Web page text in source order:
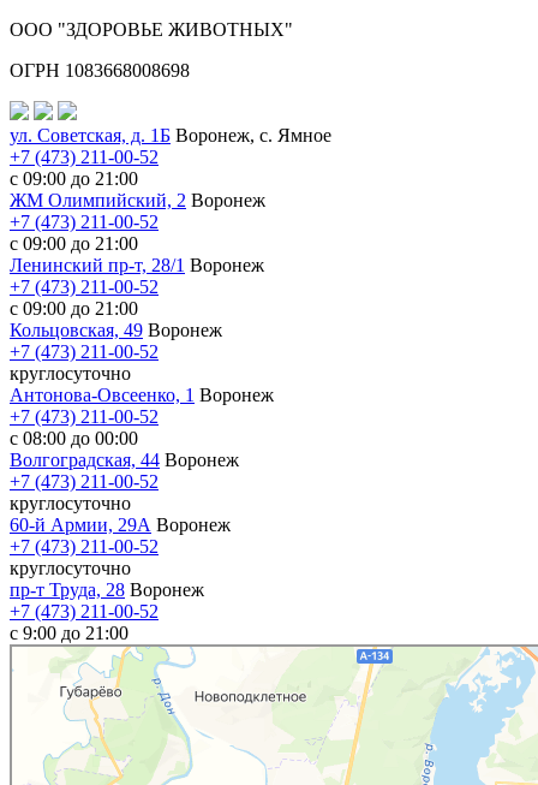
ООО "ЗДОРОВЬЕ ЖИВОТНЫХ"
ОГРН 1083668008698
ул. Советская, д. 1Б Воронеж, с. Ямное
+7 (473) 211-00-52
с 09:00 до 21:00
ЖМ Олимпийский, 2 Воронеж
+7 (473) 211-00-52
с 09:00 до 21:00
Ленинский пр-т, 28/1 Воронеж
+7 (473) 211-00-52
с 09:00 до 21:00
Кольцовская, 49 Воронеж
+7 (473) 211-00-52
круглосуточно
Антонова-Овсеенко, 1 Воронеж
+7 (473) 211-00-52
с 08:00 до 00:00
Волгоградская, 44 Воронеж
+7 (473) 211-00-52
круглосуточно
60-й Армии, 29А Воронеж
+7 (473) 211-00-52
круглосуточно
пр-т Труда, 28 Воронеж
+7 (473) 211-00-52
c 9:00 до 21:00